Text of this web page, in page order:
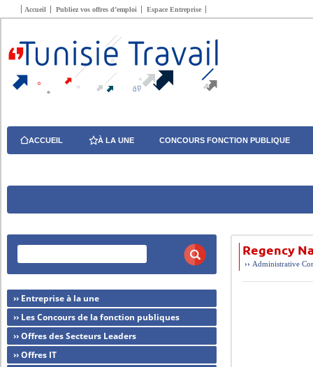
Accueil Publiez vos offres d’emploi Espace Entreprise
ACCUEIL À LA UNE CONCOURS FONCTION PUBLIQUE
Regency
›› Administrative
›› Entreprise à la une
›› Les Concours de la fonction publiques
›› Offres des Secteurs Leaders
›› Offres IT